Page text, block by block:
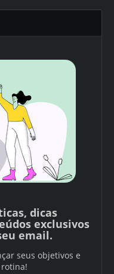
dicas
exclusivos
email.
seus objetivos e